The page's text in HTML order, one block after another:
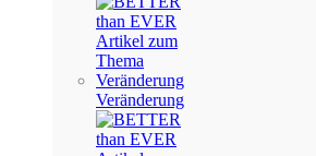
Veränderung